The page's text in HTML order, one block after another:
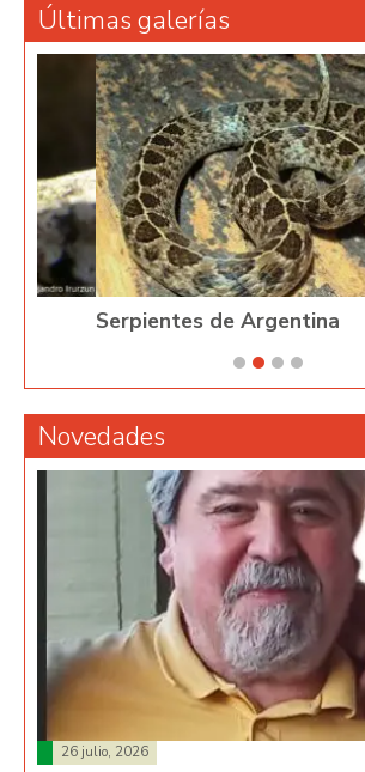
Últimas galerías
Serpientes de Argentina
Novedades
26 julio, 2026